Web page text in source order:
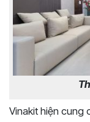
Vinakit hiện cung